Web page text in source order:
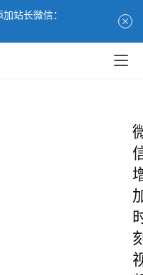
站长微信：